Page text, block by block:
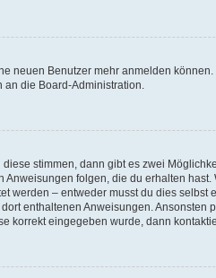
neuen Benutzer mehr anmelden
die Board-Administration.
stimmen, dann gibt es zwei
folgen, die du erhalten
– entweder musst du dies selbst
enthaltenen Anweisungen.
korrekt eingegeben wurde, dann